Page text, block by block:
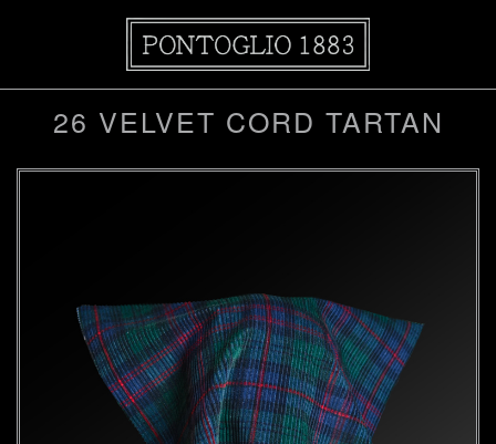
26 VELVET CORD TARTAN